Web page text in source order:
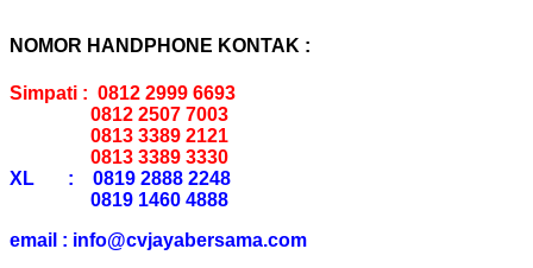
NOMOR HANDPHONE KONTAK :
Simpati : 0812 2999 6693
0812 2507 7003
0813 3389 2121
0813 3389 3330
XL : 0819 2888 2248
0819 1460 4888
email : info@cvjayabersama.com